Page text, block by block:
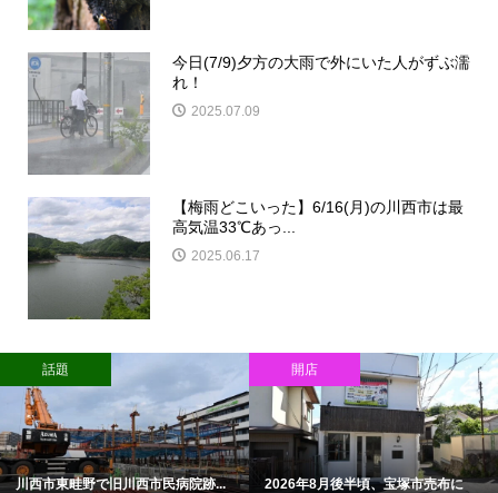
今日(7/9)夕方の大雨で外にいた人がずぶ濡
れ！
2025.07.09
【梅雨どこいった】6/16(月)の川西市は最
高気温33℃あっ...
2025.06.17
注目！かわマガ広告
川西市鼓滝のらいおん接骨院で話...
開店
8月末〜9月頃、川西市花屋敷に